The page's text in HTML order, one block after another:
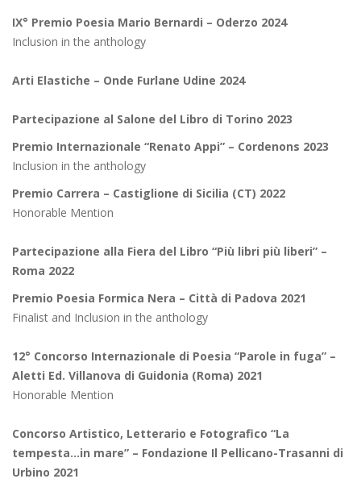
IX° Premio Poesia Mario Bernardi – Oderzo 2024
Inclusion in the anthology
Arti Elastiche – Onde Furlane Udine 2024
Partecipazione al Salone del Libro di Torino 2023
Premio Internazionale “Renato Appi” – Cordenons 2023
Inclusion in the anthology
Premio Carrera – Castiglione di Sicilia (CT) 2022
Honorable Mention
Partecipazione alla Fiera del Libro “Più libri più liberi” –
Roma 2022
Premio Poesia Formica Nera – Città di Padova 2021
Finalist and Inclusion in the anthology
12° Concorso Internazionale di Poesia “Parole in fuga” –
Aletti Ed. Villanova di Guidonia (Roma) 2021
Honorable Mention
Concorso Artistico, Letterario e Fotografico “La
tempesta…in mare” – Fondazione Il Pellicano-Trasanni di
Urbino 2021